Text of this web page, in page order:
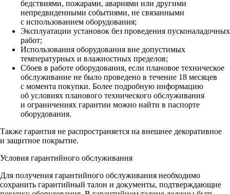
бедствиями, пожарами, авариями или другими
непредвиденными событиями, не связанными
с использованием оборудования;
Эксплуатации установок без проведения пусконаладочных
работ;
Использования оборудования вне допустимых
температурных и влажностных пределов;
Сбоев в работе оборудования, если плановое техническое
обслуживание не было проведено в течение 18 месяцев
с момента покупки. Более подробную информацию
об условиях планового технического обслуживания
и ограничениях гарантии можно найти в паспорте
оборудования.
Также гарантия не распространяется на внешнее декоративное
и защитное покрытие.
Условия гарантийного обслуживания
Для получения гарантийного обслуживания необходимо
сохранить гарантийный талон и документы, подтверждающие